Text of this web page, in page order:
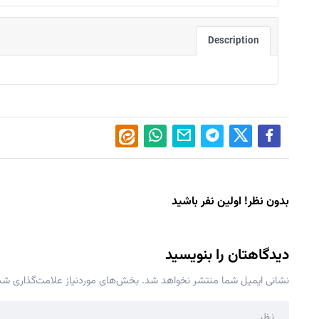
Description
بدون نظر! اولین نفر باشید
دیدگاهتان را بنویسید
نشانی ایمیل شما منتشر نخواهد شد. بخش‌های موردنیاز علامت‌گذاری